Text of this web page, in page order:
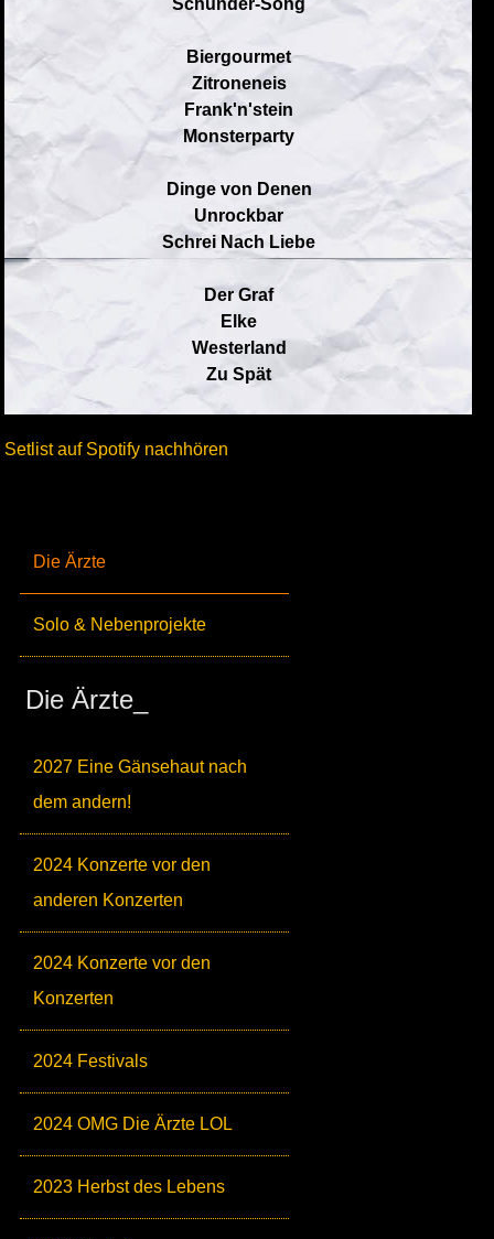
Die Ärzte
Solo & Nebenprojekte
Die Ärzte_
2027 Eine Gänsehaut nach
dem andern!
2024 Konzerte vor den
anderen Konzerten
2024 Konzerte vor den
Konzerten
2024 Festivals
2024 OMG Die Ärzte LOL
2023 Herbst des Lebens
Schunder-Song
Biergourmet
Zitroneneis
Frank'n'stein
Monsterparty
Dinge von Denen
Unrockbar
Schrei Nach Liebe
Der Graf
Elke
Westerland
Zu Spät
Setlist auf Spotify nachhören